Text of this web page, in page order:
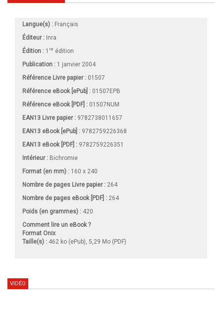
Langue(s) : Français
Éditeur : Inra
Édition : 1 re édition
Publication : 1 janvier 2004
Référence Livre papier : 01507
Référence eBook [ePub] : 01507EPB
Référence eBook [PDF] : 01507NUM
EAN13 Livre papier : 9782738011657
EAN13 eBook [ePub] : 9782759226368
EAN13 eBook [PDF] : 9782759226351
Intérieur : Bichromie
Format (en mm) : 160 x 240
Nombre de pages Livre papier: 264
Nombre de pages eBook [PDF] : 264
Poids (en grammes) : 420
Comment lire un eBook ?
Format Onix
Taille(s) : 462 ko (ePub), 5,29 Mo (PDF)
VIDÉO